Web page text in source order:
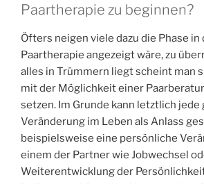
Paartherapie zu beginnen?
Öfters neigen viele dazu die Phase in
Paartherapie angezeigt wäre, zu
alles in Trümmern liegt scheint man
mit der Möglichkeit einer
setzen. Im Grunde kann letztlich jede
Veränderung im Leben als Anlass
beispielsweise eine persönliche
einem der Partner wie Jobwechsel
Weiterentwicklung der